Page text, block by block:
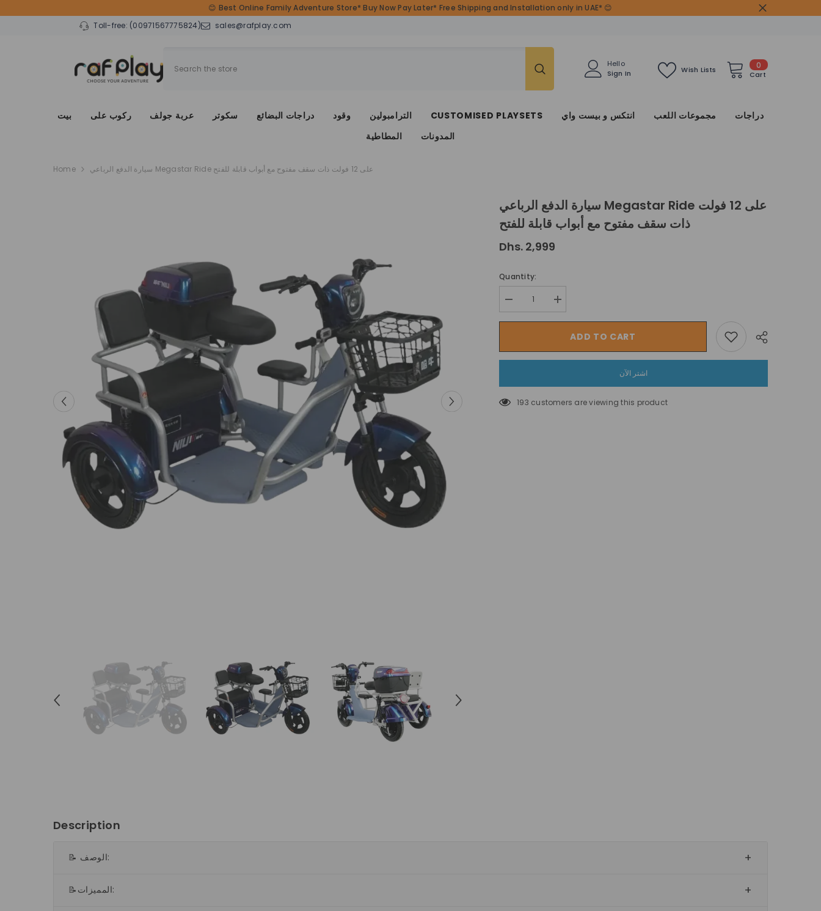
😊 Best Online Family Adventure Store* Buy Now Pay Later* Free Shipping and Installation only in UAE* 😊
Toll-free: (00971567775824) sales@rafplay.com
0
items
Cart
Wish Lists
Hello
Sign In
بيت ركوب على عربة جولف سكوتر دراجات البضائع وقود الترامبولين CUSTOMISED PLAYSETS انتكس و بيست واي مجموعات اللعب
دراجات
المطاطية
المدونات
Home سيارة الدفع الرباعي Megastar Ride على 12 فولت ذات سقف مفتوح مع أبواب قابلة للفتح
سيارة الدفع الرباعي Megastar Ride على 12 فولت
ذات سقف مفتوح مع أبواب قابلة للفتح
Dhs. 2,999
Quantity:
Decrease
quantity
for
الرباعي
Megastar
12
ذات
Increase
quantity
for
الدفع
الرباعي
Megastar
12
ذات
ADD TO CART
اشتر الآن
193 customers are viewing this product
Description
📝 الوصف:
📝المميزات: